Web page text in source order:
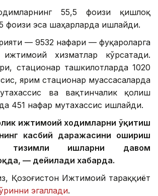
55,5 фоизи қишлоқ
фоизи эса шаҳарларда ишлайди.
— 9532 нафари — фуқароларга
хизматлар кўрсатади.
стационар ташкилотларда 1020
ярим стационар муассасаларда
ва вақтинчалик қолиш
451 нафар мутахассис ишлайди.
ижтимоий ходимларни ўқитиш
касбий даражасини ошириш
тизимли ишларни давом
— дейилади хабарда.
Қозоғистон Ижтимоий тараққиёт
эгаллади.